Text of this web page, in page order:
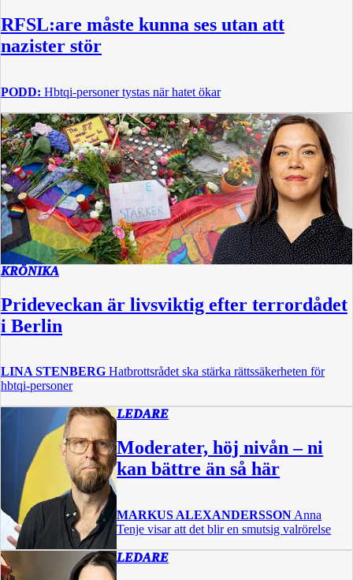
RFSL:are måste kunna ses utan att
nazister stör
PODD: Hbtqi-personer tystas när hatet ökar
KRÖNIKA
Prideveckan är livsviktig efter terrordådet
i Berlin
LINA STENBERG Hatbrottsrådet ska stärka rättssäkerheten för
hbtqi-personer
LEDARE
Moderater, höj nivån – ni
kan bättre än så här
MARKUS ALEXANDERSSON Anna
Tenje visar att det blir en smutsig valrörelse
LEDARE